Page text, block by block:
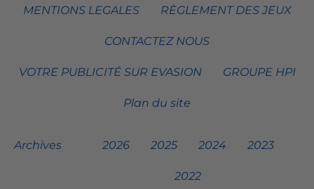
MENTIONS LEGALES RÈGLEMENT DES JEUX
CONTACTEZ NOUS
VOTRE PUBLICITÉ SUR EVASION GROUPE HPI
Plan du site
Archives 2026 2025 2024 2023
2022